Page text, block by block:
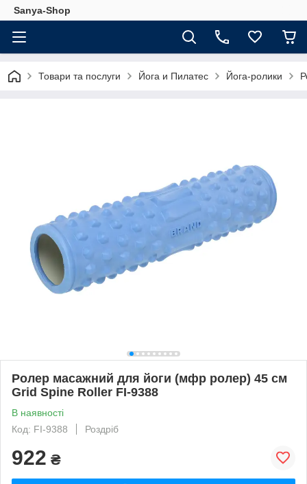
Sanya-Shop
Товари та послуги Йога и Пилатес Йога-ролики
Ролер масажний для йоги (мфр ролер) 45 см
Grid Spine Roller FI-9388
В наявності
Код: FI-9388
Роздріб
922 ₴